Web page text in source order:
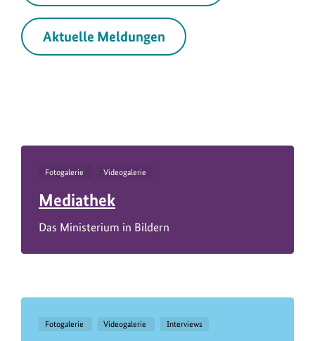
Aktuelle Meldungen
Fotogalerie Videogalerie
Mediathek
Das Ministerium in Bildern
Fotogalerie Videogalerie Interviews